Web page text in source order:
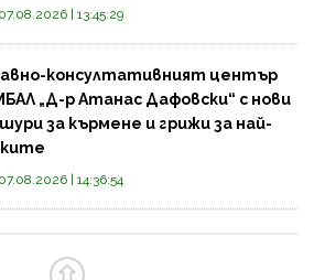
07.08.2026 | 13:45:29
консултативният център
„Д-р Атанас Дафовски“ с нови
за кърмене и грижи за най-
07.08.2026 | 14:36:54